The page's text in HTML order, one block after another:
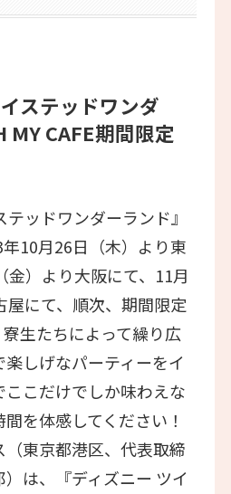
ステッドワンダ
MY CAFE期間限定
テッドワンダーランド』
年10月26日（木）より東
金）より大阪にて、11月
屋にて、順次、期間限定
生たちによって繰り広
しげなパーティーをイ
こだけでしか味わえな
を体感してください！
東京都港区、代表取締
は、『ディズニー ツイ